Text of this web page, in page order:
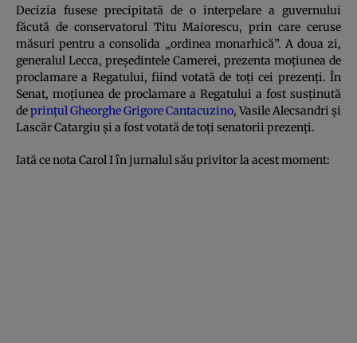
Decizia fusese precipitată de o interpelare a guvernului
făcută de conservatorul Titu Maiorescu, prin care ceruse
măsuri pentru a consolida „ordinea monarhică”. A doua zi,
generalul Lecca, președintele Camerei, prezenta moțiunea de
proclamare a Regatului, fiind votată de toți cei prezenți. În
Senat, moțiunea de proclamare a Regatului a fost susținută
deprințul Gheorghe Grigore Cantacuzino, Vasile Alecsandri și
Lascăr Catargiu și a fost votată de toți senatorii prezenți.
Iată ce nota Carol I în jurnalul său privitor la acest moment: